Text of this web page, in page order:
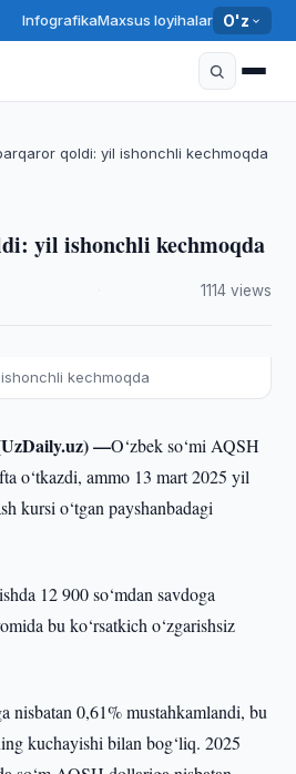
InfografikaMaxsus loyihalar O'z
qoldi: yil ishonchli kechmoqda
yil ishonchli kechmoqda
1114 views
kechmoqda
—O‘zbek so‘mi AQSH
o‘tkazdi, ammo 13 mart 2025 yil
kursi o‘tgan payshanbadagi
12 900 so‘mdan savdoga
bu ko‘rsatkich o‘zgarishsiz
nisbatan 0,61% mustahkamlandi, bu
kuchayishi bilan bog‘liq. 2025